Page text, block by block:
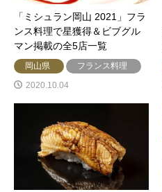
「ミシュラン岡山 2021」フラ
ンス料理で星獲得＆ビブグル
マン掲載の全5店一覧
岡山県
フランス料理
2020.10.04